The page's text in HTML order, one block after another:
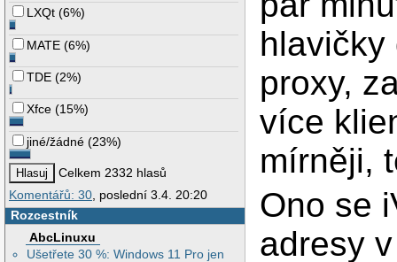
LXQt (6%)
MATE (6%)
TDE (2%)
Xfce (15%)
jiné/žádné (23%)
Celkem 2332 hlasů
Komentářů: 30, poslední 3.4. 20:20
Rozcestník
AbcLinuxu
Ušetřete 30 %: Windows 11 Pro jen
hlavičky
proxy,
více
mírněji,
Ono se
adresy